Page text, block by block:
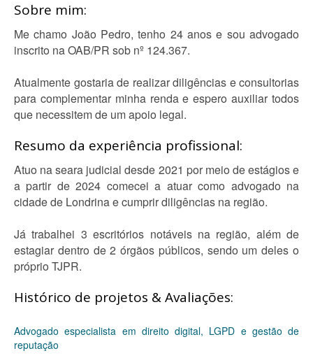
Sobre mim:
Me chamo João Pedro, tenho 24 anos e sou advogado
inscrito na OAB/PR sob nº 124.367.
Atualmente gostaria de realizar diligências e consultorias
para complementar minha renda e espero auxiliar todos
que necessitem de um apoio legal.
Resumo da experiência profissional:
Atuo na seara judicial desde 2021 por meio de estágios e
a partir de 2024 comecei a atuar como advogado na
cidade de Londrina e cumprir diligências na região.
Já trabalhei 3 escritórios notáveis na região, além de
estagiar dentro de 2 órgãos públicos, sendo um deles o
próprio TJPR.
Histórico de projetos & Avaliações:
Advogado especialista em direito digital, LGPD e gestão de
reputação